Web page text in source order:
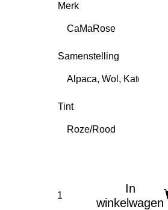
Merk
Samenstelling
Tint
In
winkelwagen